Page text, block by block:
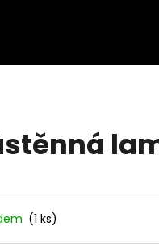
(1 ks)
HLEDAT